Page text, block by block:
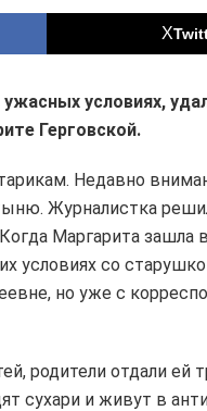
условиях,
Герговской.
Недавно
Журналистка
Маргарита зашла
условиях со
но уже с
родители отдали ей
сухари и живут в